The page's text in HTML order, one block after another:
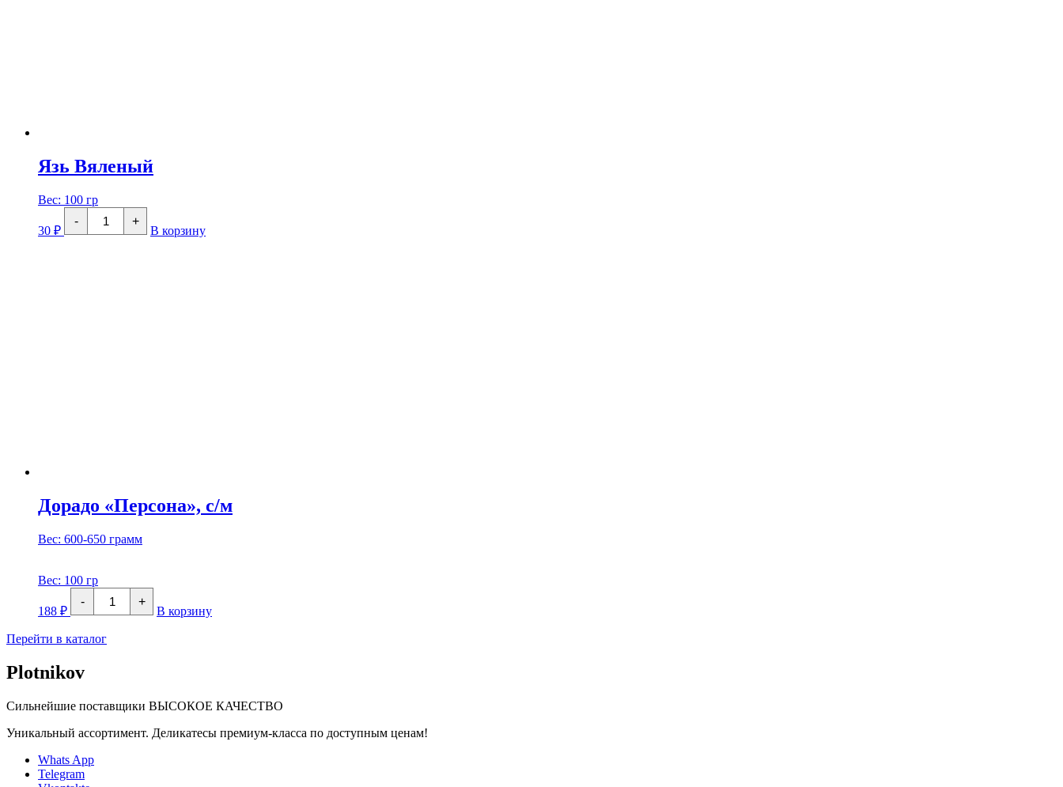
Язь Вяленый
Вес: 100 гр
30 ₽
-
Количество
товара
Язь
+
В корзину
Дорадо «Персона», с/м
Вес: 600-650 грамм
Вес: 100 гр
188 ₽
-
Количество
товара
Дорадо
с/
+
В корзину
Перейти в каталог
Plotnikov
Сильнейшие поставщики ВЫСОКОЕ КАЧЕСТВО
Уникальный ассортимент. Деликатесы премиум-класса по доступным ценам!
Whats App
Telegram